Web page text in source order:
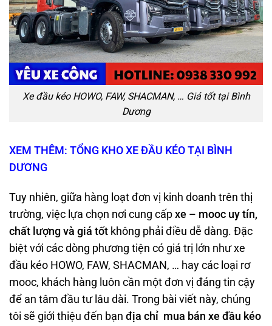
Xe đầu kéo HOWO, FAW, SHACMAN, … Giá tốt tại Bình
Dương
XEM THÊM: TỔNG KHO XE ĐẦU KÉO TẠI BÌNH
DƯƠNG
Tuy nhiên, giữa hàng loạt đơn vị kinh doanh trên thị
trường, việc lựa chọn nơi cung cấp xe – mooc uy tín,
chất lượng và giá tốt không phải điều dễ dàng. Đặc
biệt với các dòng phương tiện có giá trị lớn như xe
đầu kéo HOWO, FAW, SHACMAN, … hay các loại rơ
mooc, khách hàng luôn cần một đơn vị đáng tin cậy
để an tâm đầu tư lâu dài. Trong bài viết này, chúng
tôi sẽ giới thiệu đến bạn địa chỉ mua bán xe đầu kéo